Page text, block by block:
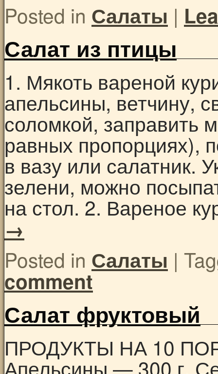
Posted in Салаты |
Салат из птицы
1. Мякоть вареной
апельсины, ветчину,
соломкой, заправить
равных пропорциях),
в вазу или салатник.
зелени, можно
на стол. 2. Вареное
→
Posted in Салаты |
comment
Салат фруктовый
ПРОДУКТЫ НА 10
Апельсины — 300 г.